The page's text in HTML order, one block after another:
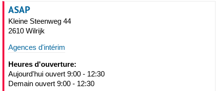
ASAP
Kleine Steenweg 44
2610 Wilrijk
Agences d'intérim
Heures d'ouverture:
Aujourd'hui ouvert 9:00 - 12:30
Demain ouvert 9:00 - 12:30